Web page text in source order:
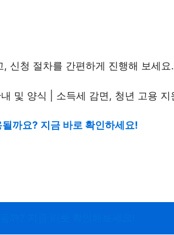
신청 절차를 간편하게 진행해 보세요.
까요? 지금 바로 확인하세요!